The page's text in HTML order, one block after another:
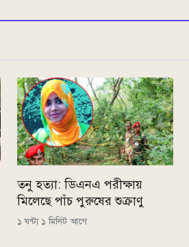
তনু হত্যা: ডিএনএ পরীক্ষায়
মিলেছে পাঁচ পুরুষের শুক্রাণু
১ ঘন্টা ১ মিনিট আগে